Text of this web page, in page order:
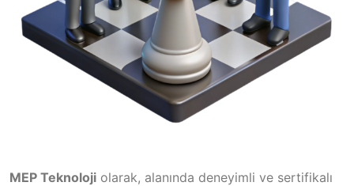
MEP Teknoloji olarak, alanında deneyimli ve sertifikalı